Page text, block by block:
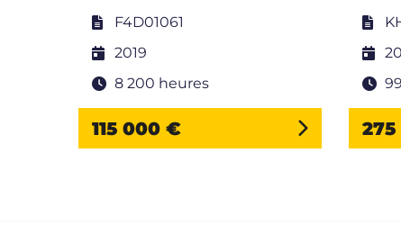
F4D01061
2019
8 200 heures
115 000 €